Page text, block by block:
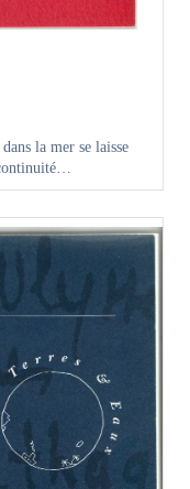
la mer se laisse